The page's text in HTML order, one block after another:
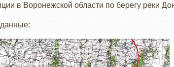
в Воронежской области по берегу реки